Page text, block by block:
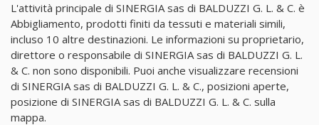
L'attività principale di SINERGIA sas di BALDUZZI G. L. & C. è
Abbigliamento, prodotti finiti da tessuti e materiali simili,
incluso 10 altre destinazioni. Le informazioni su proprietario,
direttore o responsabile di SINERGIA sas di BALDUZZI G. L.
& C. non sono disponibili. Puoi anche visualizzare recensioni
di SINERGIA sas di BALDUZZI G. L. & C., posizioni aperte,
posizione di SINERGIA sas di BALDUZZI G. L. & C. sulla
mappa.